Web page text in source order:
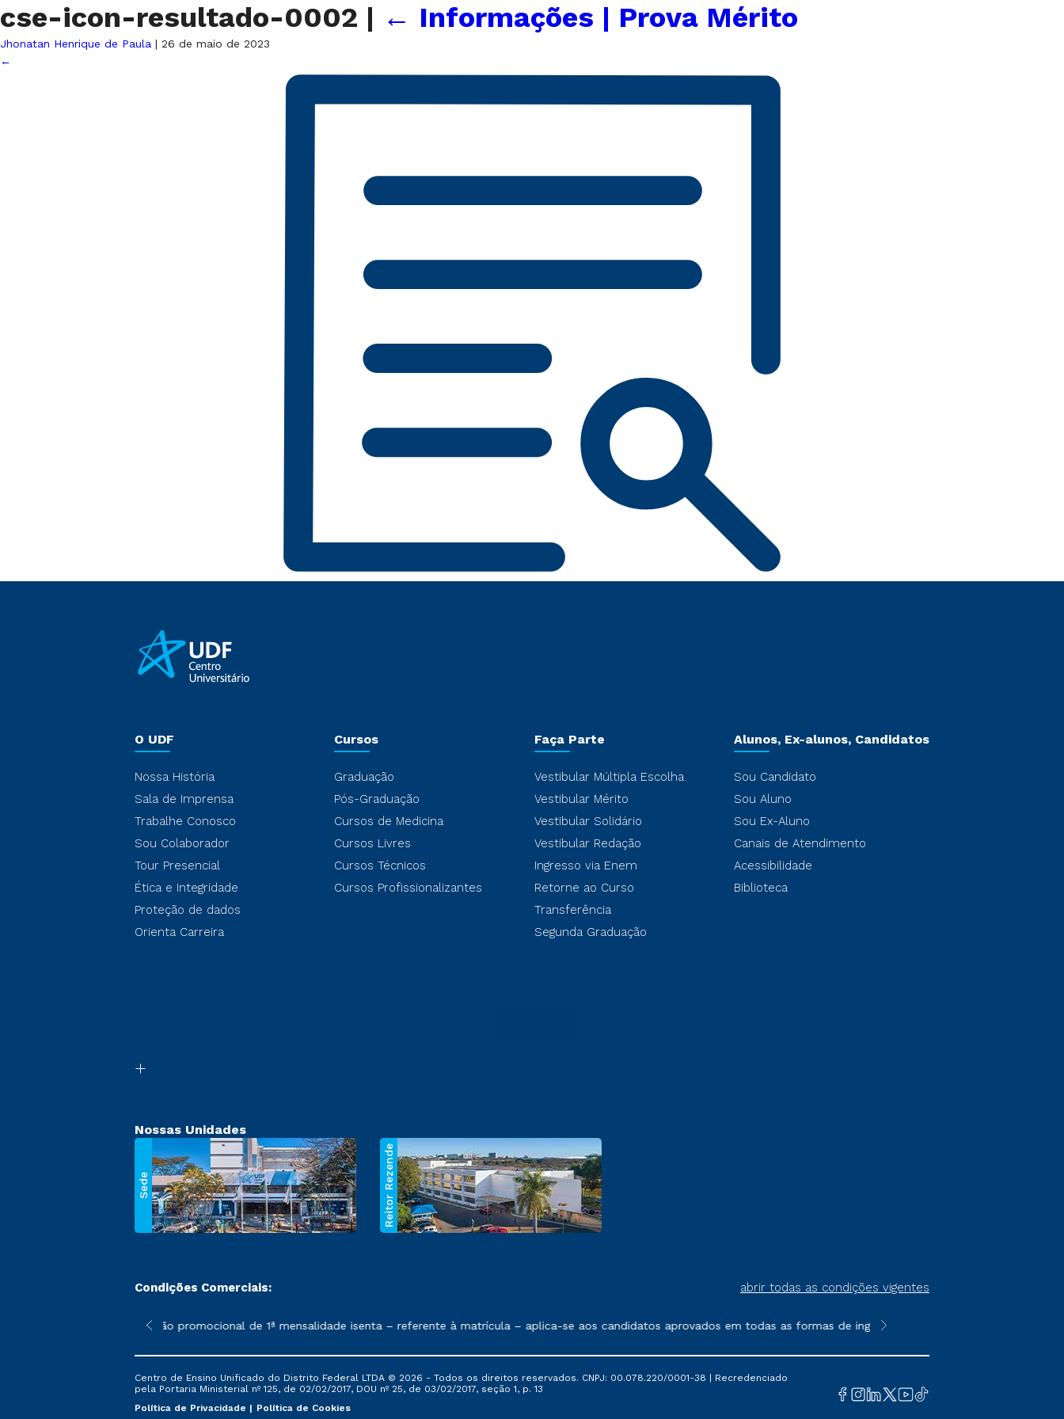
cse-icon-resultado-0002 | ← Informações | Prova Mérito
Jhonatan Henrique de Paula | 26 de maio de 2023
←
O UDF
Nossa História
Sala de Imprensa
Trabalhe Conosco
Sou Colaborador
Tour Presencial
Ética e Integridade
Proteção de dados
Orienta Carreira
Cursos
Graduação
Pós-Graduação
Cursos de Medicina
Cursos Livres
Cursos Técnicos
Cursos Profissionalizantes
Faça Parte
Vestibular Múltipla Escolha
Vestibular Mérito
Vestibular Solidário
Vestibular Redação
Ingresso via Enem
Retorne ao Curso
Transferência
Segunda Graduação
Alunos, Ex-alunos, Candidatos
Sou Candidato
Sou Aluno
Sou Ex-Aluno
Canais de Atendimento
Acessibilidade
Biblioteca
Nossas Unidades
Sede Reitor Rezende
Condições Comerciais: abrir todas as condições vigentes
sofrer alterações nos períodos de rematrícula conforme exposto no contrato de prestação de serviços.
*A condição promocional de 1ª mensalidade isenta – referente à matrícula – aplica-se aos candidatos aprovados em todas as formas de ingresso, exceto na prova on-line ou
**Semipresencial é um formato do
Centro de Ensino Unificado do Distrito Federal LTDA © 2026 - Todos os direitos reservados. CNPJ: 00.078.220/0001-38 | Recredenciado
pela Portaria Ministerial nº 125, de 02/02/2017, DOU nº 25, de 03/02/2017, seção 1, p. 13
Política de Privacidade
Política de Cookies